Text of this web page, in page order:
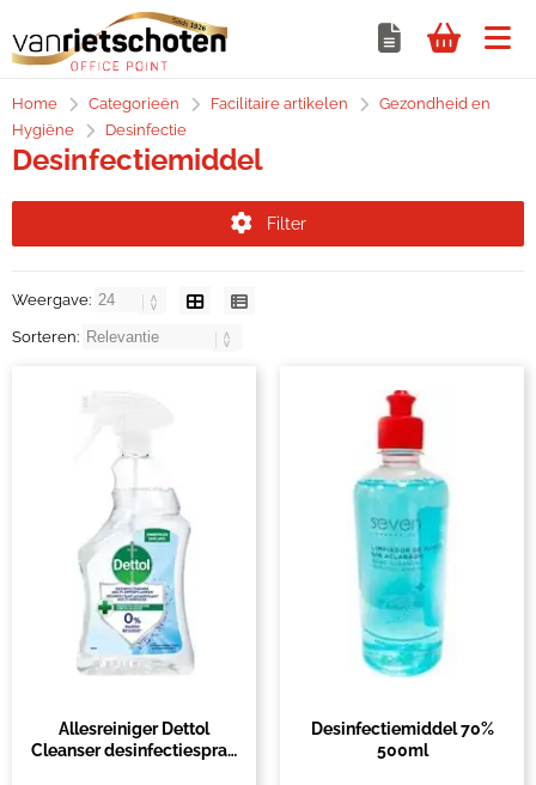
Home Categorieën Facilitaire artikelen
Gezondheid en
Hygiëne
Desinfectie
Desinfectiemiddel
Filter
Weergave:
Sorteren:
Allesreiniger Dettol
Cleanser desinfectiespray
Desinfectiemiddel 70%
500ml